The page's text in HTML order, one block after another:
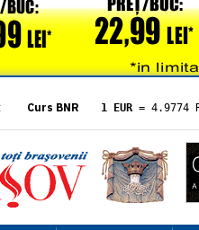
Curs BNR 1 EUR = 4.9774
= 5.8304
1 XAU= 464.4611
1 AED= 1.1933
1 AUD= 2.7957
1 BGN= 2.5449